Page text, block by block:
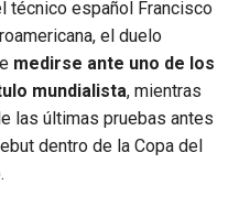
técnico español Francisco
el duelo
medirse ante uno de los
mundialista, mientras
las últimas pruebas antes
dentro de la Copa del